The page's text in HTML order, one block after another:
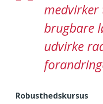
medvirker
brugbare
udvirke
Robusthedskursus